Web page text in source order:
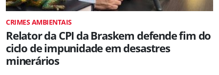
CRIMES AMBIENTAIS
Relator da CPI da Braskem defende fim do
ciclo de impunidade em desastres
minerários